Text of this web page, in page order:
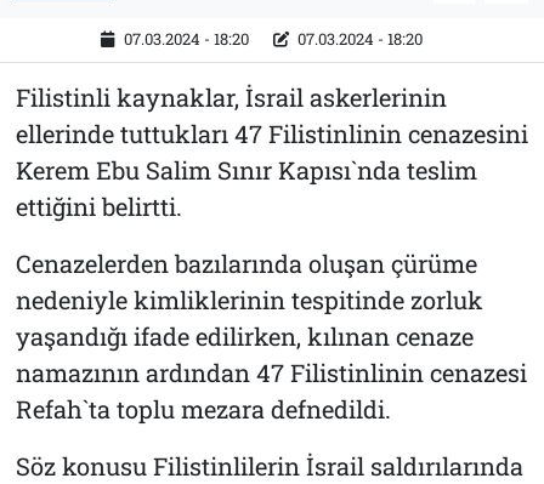
07.03.2024 - 18:20 07.03.2024 - 18:20
Filistinli kaynaklar, İsrail askerlerinin
ellerinde tuttukları 47 Filistinlinin cenazesini
Kerem Ebu Salim Sınır Kapısı`nda teslim
ettiğini belirtti.
Cenazelerden bazılarında oluşan çürüme
nedeniyle kimliklerinin tespitinde zorluk
yaşandığı ifade edilirken, kılınan cenaze
namazının ardından 47 Filistinlinin cenazesi
Refah`ta toplu mezara defnedildi.
Söz konusu Filistinlilerin İsrail saldırılarında